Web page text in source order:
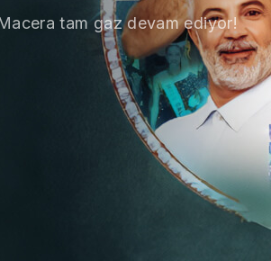
tam gaz devam ediyor!